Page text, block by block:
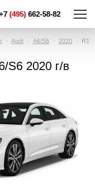
(495) 662-58-82
Audi A6/S6 2020 R19
S6 2020 г/в